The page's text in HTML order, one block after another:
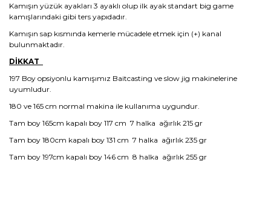
Kamışın yüzük ayakları 3 ayaklı olup ilk ayak standart big game
kamışlarındaki gibi ters yapıdadır.
Kamışın sap kısmında kemerle mücadele etmek için (+) kanal
bulunmaktadır.
DİKKAT
197 Boy opsiyonlu kamışımız Baitcasting ve slow jig makinelerine
uyumludur.
180 ve 165 cm normal makina ile kullanıma uygundur.
Tam boy 165cm kapalı boy 117 cm 7 halka ağırlık 215 gr
Tam boy 180cm kapalı boy 131 cm 7 halka ağırlık 235 gr
Tam boy 197cm kapalı boy 146 cm 8 halka ağırlık 255 gr